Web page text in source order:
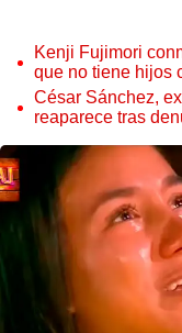
Kenji Fujimori
que no tiene hijos
proceso judicial"
César Sánchez,
reaparece tras